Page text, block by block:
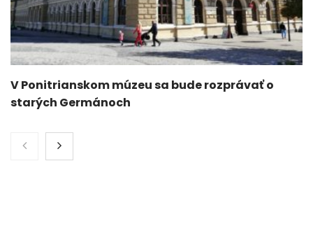
V Ponitrianskom múzeu sa bude rozprávať o
starých Germánoch